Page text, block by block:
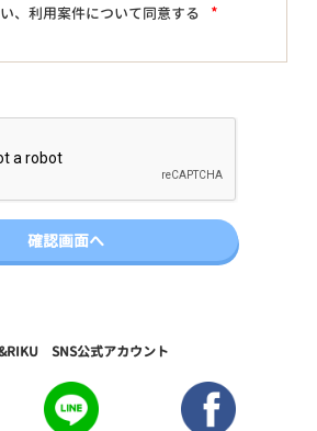
、利用案件について同意する *
SNS公式アカウント